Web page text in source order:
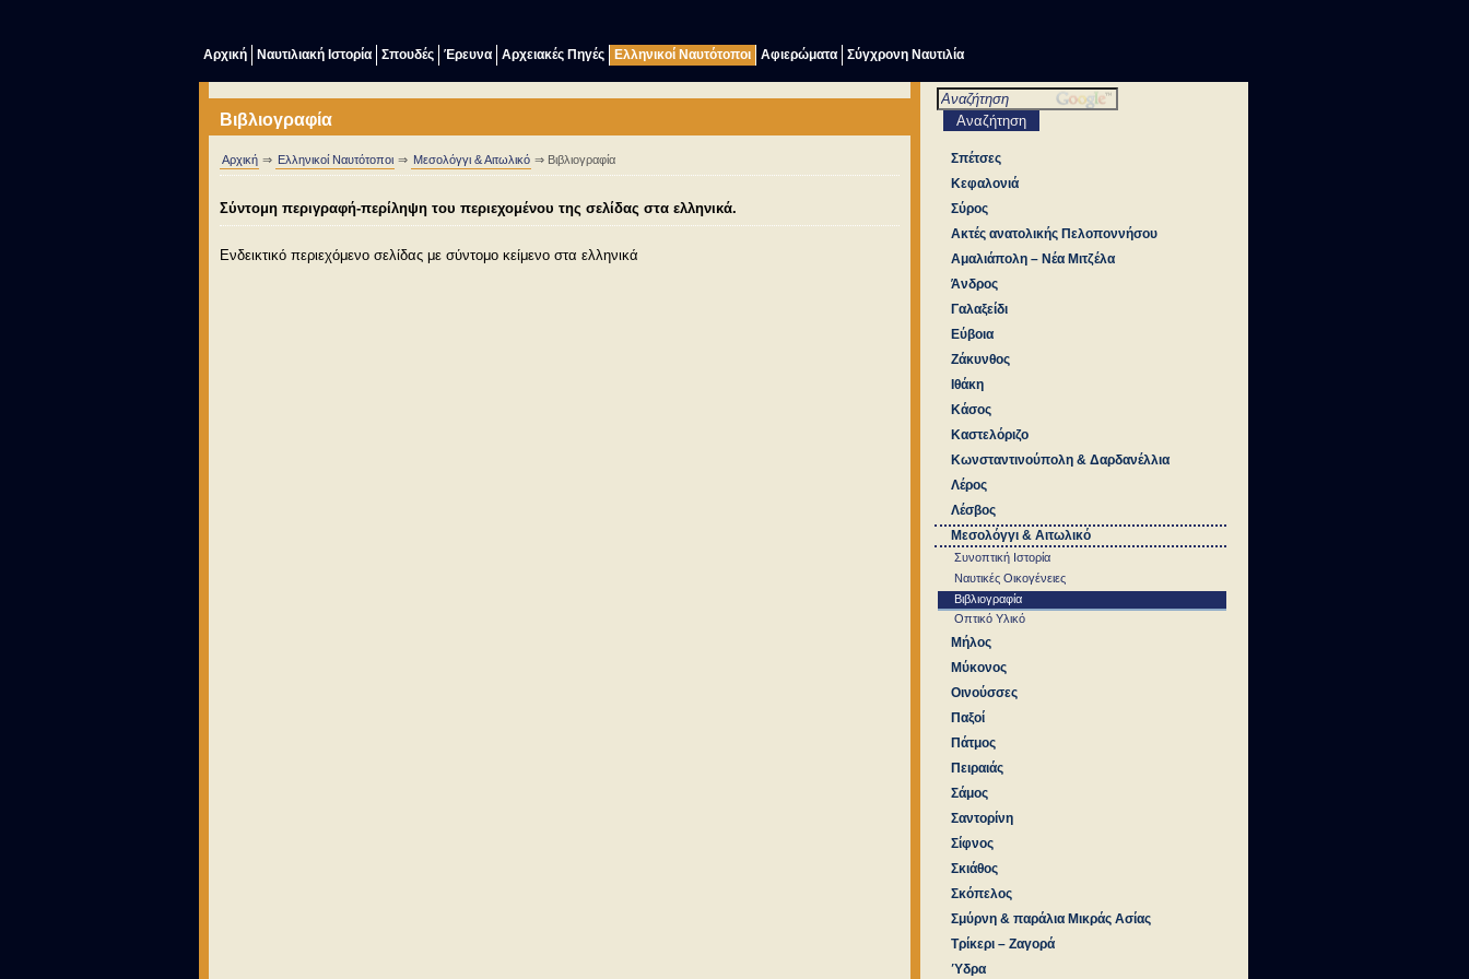
Αρχική Ναυτιλιακή Ιστορία Σπουδές Έρευνα Αρχειακές Πηγές Ελληνικοί Ναυτότοποι Αφιερώματα Σύγχρονη Ναυτιλία
Βιβλιογραφία
Αρχική ⇒ Ελληνικοί Ναυτότοποι ⇒ Μεσολόγγι & Αιτωλικό ⇒ Βιβλιογραφία
Σύντομη περιγραφή-περίληψη του περιεχομένου της σελίδας στα ελληνικά.
Ενδεικτικό περιεχόμενο σελίδας με σύντομo κείμενο στα ελληνικά
Σπέτσες
Κεφαλονιά
Σύρος
Ακτές ανατολικής Πελοποννήσου
Αμαλιάπολη – Νέα Μιτζέλα
Άνδρος
Γαλαξείδι
Εύβοια
Ζάκυνθος
Ιθάκη
Κάσος
Καστελόριζο
Κωνσταντινούπολη & Δαρδανέλλια
Λέρος
Λέσβος
Μεσολόγγι & Αιτωλικό
Συνοπτική Ιστορία
Ναυτικές Οικογένειες
Βιβλιογραφία
Οπτικό Υλικό
Μήλος
Μύκονος
Οινούσσες
Παξοί
Πάτμος
Πειραιάς
Σάμος
Σαντορίνη
Σίφνος
Σκιάθος
Σκόπελος
Σμύρνη & παράλια Μικράς Ασίας
Τρίκερι – Ζαγορά
Ύδρα